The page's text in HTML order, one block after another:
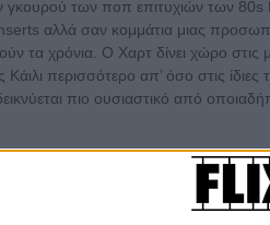
γκουρού των ποπ επιτυχιών των 80s
αλλά σαν κομμάτια μιας
τα χρόνια. Ο Χαρτ δίνει χώρο στις
περισσότερο απ’ όσο στις ίδιες
πιο ουσιαστικό από
ιδιαίτερους πειραματισμούς,
ένταση. Από την εποχή
την πιο ώριμη περίοδο του «Can’t